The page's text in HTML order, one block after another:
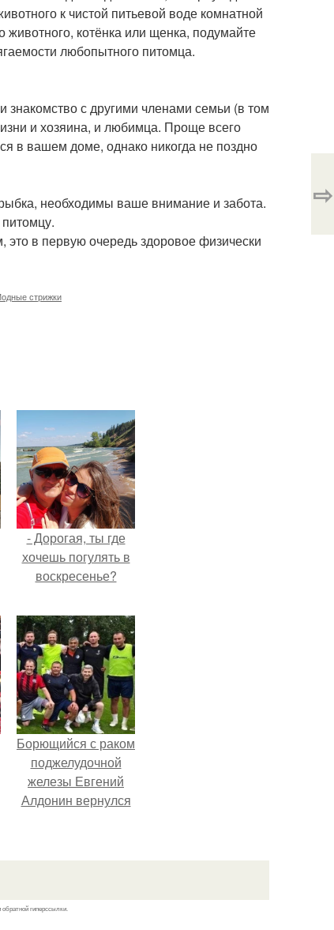
к чистой питьевой воде комнатной
котёнка или щенка, подумайте
любопытного питомца.
знакомство с другими членами семьи (в том
и хозяина, и любимца. Проще всего
в вашем доме, однако никогда не поздно
необходимы ваше внимание и забота.
в первую очередь здоровое физически
стрижки
⇨
- Дорогая, ты где
хочешь погулять в
воскресенье?
Борющийся с раком
поджелудочной
железы Евгений
Алдонин вернулся
в Германии.
гиперссылки.